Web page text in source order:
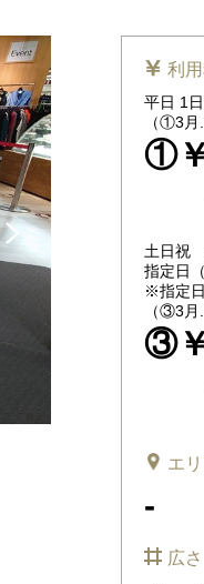
Ne
利
平日 1
（①3
①
②
土日祝
指定日
※指定
（③3
③
④
エ
-
広さ